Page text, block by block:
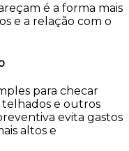
é a forma mais
e a relação com o
para checar
telhados e outros
evita gastos
altos e